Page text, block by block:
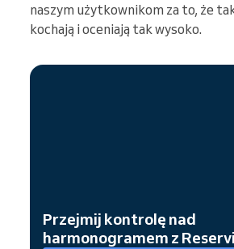
naszym użytkownikom za to, że
kochają i oceniają tak wysoko.
Przejmij kontrolę nad
harmonogramem z